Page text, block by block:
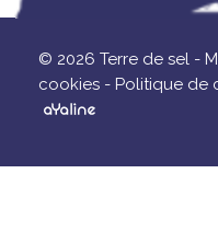
© 2026 Terre de sel -
cookies - Politique de